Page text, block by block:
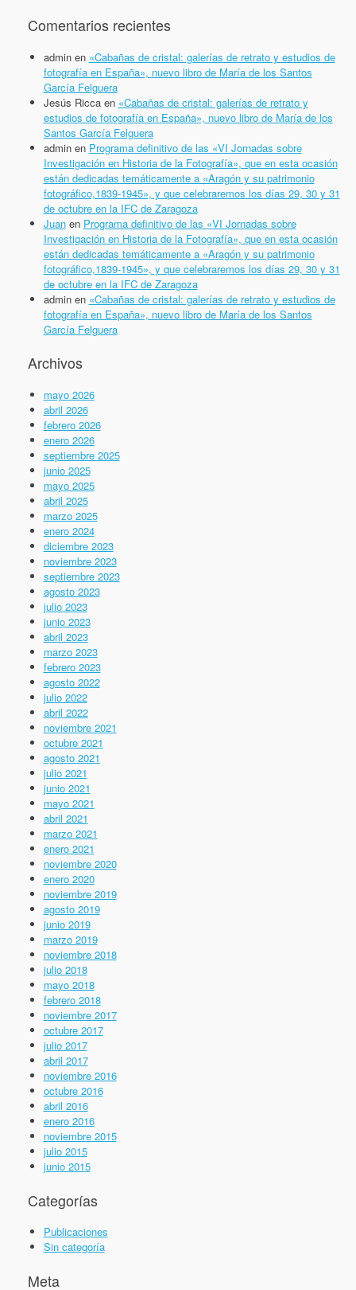
Comentarios recientes
adminen «Cabañas de cristal: galerías de retrato y estudios de
fotografía en España», nuevo libro de María de los Santos
García Felguera
Jesús Riccaen «Cabañas de cristal: galerías de retrato y
estudios de fotografía en España», nuevo libro de María de los
Santos García Felguera
adminen Programa definitivo de las «VI Jornadas sobre
Investigación en Historia de la Fotografía», que en esta ocasión
están dedicadas temáticamente a «Aragón y su patrimonio
fotográfico,1839-1945», y que celebraremos los días 29, 30 y 31
de octubre en la IFC de Zaragoza
Juanen Programa definitivo de las «VI Jornadas sobre
Investigación en Historia de la Fotografía», que en esta ocasión
están dedicadas temáticamente a «Aragón y su patrimonio
fotográfico,1839-1945», y que celebraremos los días 29, 30 y 31
de octubre en la IFC de Zaragoza
adminen «Cabañas de cristal: galerías de retrato y estudios de
fotografía en España», nuevo libro de María de los Santos
García Felguera
Archivos
mayo 2026
abril 2026
febrero 2026
enero 2026
septiembre 2025
junio 2025
mayo 2025
abril 2025
marzo 2025
enero 2024
diciembre 2023
noviembre 2023
septiembre 2023
agosto 2023
julio 2023
junio 2023
abril 2023
marzo 2023
febrero 2023
agosto 2022
julio 2022
abril 2022
noviembre 2021
octubre 2021
agosto 2021
julio 2021
junio 2021
mayo 2021
abril 2021
marzo 2021
enero 2021
noviembre 2020
enero 2020
noviembre 2019
agosto 2019
junio 2019
marzo 2019
noviembre 2018
julio 2018
mayo 2018
febrero 2018
noviembre 2017
octubre 2017
julio 2017
abril 2017
noviembre 2016
octubre 2016
abril 2016
enero 2016
noviembre 2015
julio 2015
junio 2015
Categorías
Publicaciones
Sin categoría
Meta